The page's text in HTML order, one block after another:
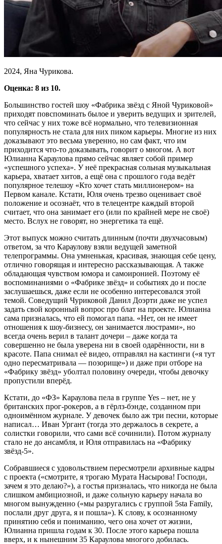
2024, Яна Чурикова.
Оценка: 8 из 10.
Большинство гостей шоу «Фабрика звёзд с Яной Чуриковой»
приходят повспоминать былое и уверить ведущих и зрителей,
что сейчас у них тоже всё нормально, что телевизионная
популярность не стала для них пиком карьеры. Многие из них
доказывают это весьма уверенно, но сам факт, что им
приходится что-то доказывать, говорит о многом. А вот
Юлианна Караулова прямо сейчас являет собой пример
«успешного успеха». У неё прекрасная сольная музыкальная
карьера, хватает хитов, а ещё она с прошлого года ведёт
популярное телешоу «Кто хочет стать миллионером» на
Первом канале. Кстати, Юля очень трезво оценивает своё
положение и осознаёт, что в телецентре каждый второй
считает, что она занимает его (или по крайней мере не своё)
место. Вслух не говорят, но энергетика та ещё.
Этот выпуск можно считать длинным (почти двухчасовым)
ответом, за что Караулову взяли ведущей заметной
телепрограммы. Она умненькая, красивая, знающая себе цену,
отлично говорящая и интересно рассказывающая. А также
обладающая чувством юмора и самоиронией. Поэтому её
воспоминаниями о «Фабрике звёзд» и событиях до и после
заслушаешься, даже если не особенно интересовался этой
темой. Соведущий Чуриковой Данил Доэрти даже не успел
задать свой коронный вопрос про блат на проекте. Юлианна
сама призналась, что ей помогал папа. «Нет, он не имеет
отношения к шоу-бизнесу, он занимается люстрами», но
всегда очень верил в талант дочери – даже когда та
совершенно не была уверена ни в своей одарённости, ни в
красоте. Папа снимал её видео, отправлял на кастинги («я тут
одно пересматривала — позорище») и даже при отборе на
«Фабрику звёзд» уболтал половину очереди, чтобы девочку
пропустили вперёд.
Кстати, до «ФЗ» Караулова пела в группе Yes – нет, не у
британских прог-рокеров, а в гёрлз-бэнде, созданном при
одноимённом журнале. У девочек было аж три песни, которые
написал… Иван Ургант (тогда это держалось в секрете, а
солистки говорили, что сами всё сочинили). Потом журналу
стало не до ансамбля, и Юля отправилась на «Фабрику
звёзд-5».
Собравшиеся с удовольствием пересмотрели архивные кадры
с проекта («смотрите, я трогаю Мурата Насырова! Господи,
зачем я это делаю?»), а гостья призналась, что никогда не была
слишком амбициозной, и даже сольную карьеру начала во
многом вынужденно («мы разругались с группой 5sta Family,
послали друг друга, я и пошла»). К слову, к осознанному
принятию себя и пониманию, чего она хочет от жизни,
Юлианна пришла годам к 30. После этого карьера пошла
вверх, и к нынешним 35 Караулова многого добилась.